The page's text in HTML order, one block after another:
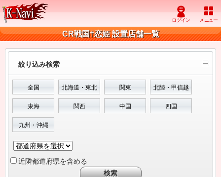
CR戦国†恋姫 設置店舗一覧
絞り込み検索
全国 北海道・東北 関東 北陸・甲信越
東海 関西 中国 四国
九州・沖縄
近隣都道府県を含める